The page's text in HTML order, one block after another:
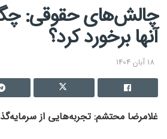
چالش‌های حقوقی:
آنها برخورد کرد؟
18 آبان 1404
غلامرضا محتشم: تجربه‌هایی از